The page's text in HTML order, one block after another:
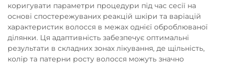
коригувати параметри процедури під час сесії на
основі спостережуваних реакцій шкіри та варіацій
характеристик волосся в межах однієї оброблюваної
ділянки. Ця адаптивність забезпечує оптимальні
результати в складних зонах лікування, де щільність,
колір та патерни росту волосся можуть значно